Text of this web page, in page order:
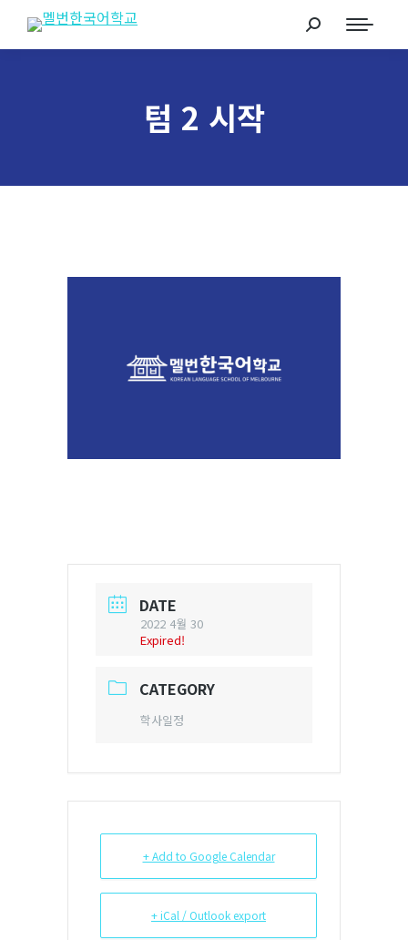
텀 2 시작
DATE
2022 4월 30
Expired!
CATEGORY
학사일정
+ Add to Google Calendar
+ iCal / Outlook export